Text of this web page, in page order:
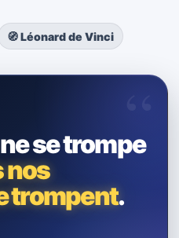
🧭 Léonard de Vinci
se trompe
nos
trompent.